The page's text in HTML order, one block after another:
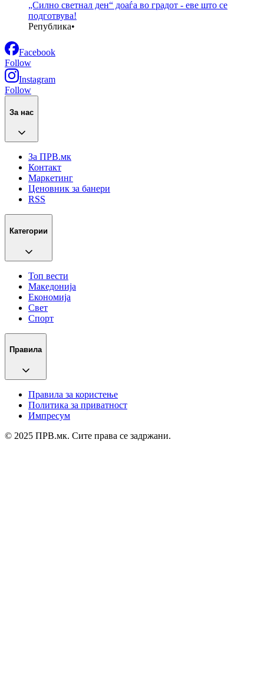
„Силно светнал ден“ доаѓа во градот - еве што се
подготвува!
Република•
Facebook
Follow
Instagram
Follow
За нас
За ПРВ.мк
Контакт
Маркетинг
Ценовник за банери
RSS
Категории
Топ вести
Македонија
Економија
Свет
Спорт
Правила
Правила за користење
Политика за приватност
Импресум
© 2025 ПРВ.мк. Сите права се задржани.